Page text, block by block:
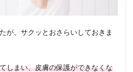
が、サクッとおさらいしておきま
しまい、皮膚の保護ができなくな